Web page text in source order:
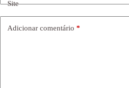
Site
Adicionar comentário *